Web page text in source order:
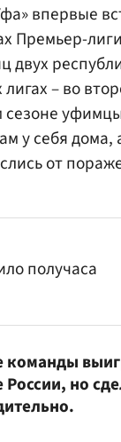
впервые
Премьер-
двух
– во
у себя дома,
от
получаса
команды
но